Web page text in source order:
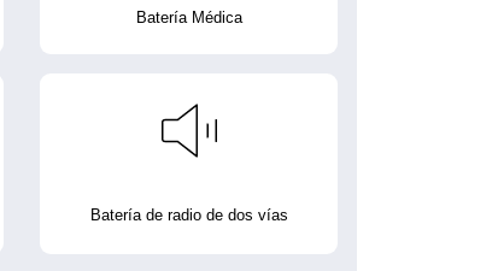
Batería Médica
Batería de radio de dos vías